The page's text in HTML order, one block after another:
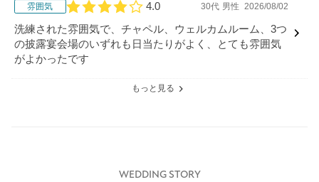
雰囲気
口コミ評価
4.0 30代 男性 2026/08/02
洗練された雰囲気で、チャペル、ウェルカムルーム、3つ
の披露宴会場のいずれも日当たりがよく、とても雰囲気
がよかったです
もっと見る
WEDDING STORY